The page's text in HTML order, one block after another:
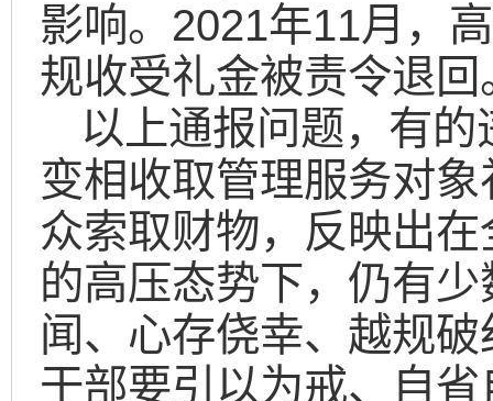
影响。2021年11月，
规收受礼金被责令退回
以上通报问题，有
变相收取管理服务对
众索取财物，反映出
的高压态势下，仍有
闻、心存侥幸、越规
干部要引以为戒、自